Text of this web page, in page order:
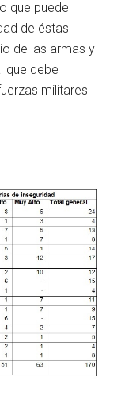
que puede
de éstas
de las armas y
que debe
militares